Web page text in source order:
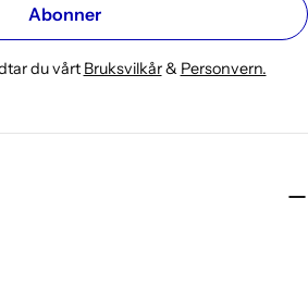
Abonner
du vårt Bruksvilkår& Personvern.